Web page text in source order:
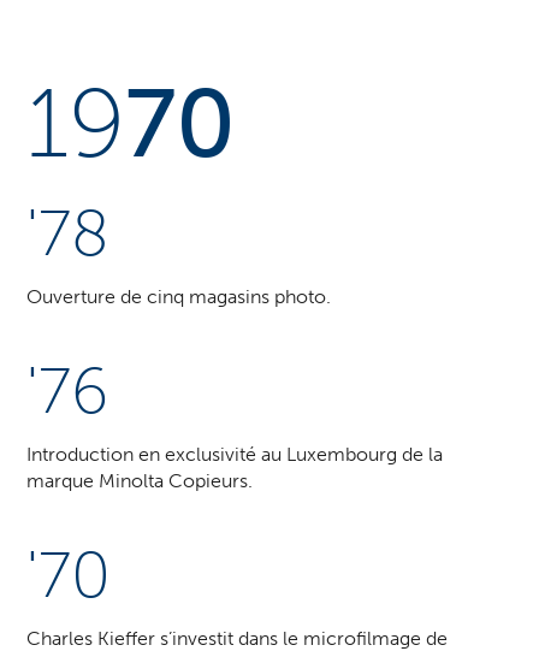
1970
'78
Ouverture de cinq magasins photo.
'76
Introduction en exclusivité au Luxembourg de la
marque Minolta Copieurs.
'70
Charles Kieffer s’investit dans le microfilmage de